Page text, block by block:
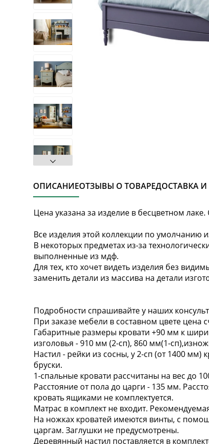
ОПИСАНИЕОТЗЫВЫ О ТОВАРЕДОСТАВКА И
Цена указана за изделие в бесцветном
Все изделия этой коллекции по умолчанию
В некоторых предметах из-за
выполненные из мдф.
Для тех, кто хочет видеть изделия без
заменить детали из массива на детали
Подробности спрашивайте у наших
При заказе мебели в составном цвете цена
Габаритные размеры кровати +90 мм к
изголовья - 910 мм (2-сп), 860 мм(1-
Настил - рейки из сосны, у 2-сп (от 1400 мм)
бруски.
1-спальные кровати рассчитаны на вес до
Расстояние от пола до царги - 135 мм.
кровать ящиками не комплектуется.
Матрас в комплект не входит.
На ножках кроватей имеются винты, с
царгам. Заглушки не предусмотрены.
Деревянный настил поставляется в